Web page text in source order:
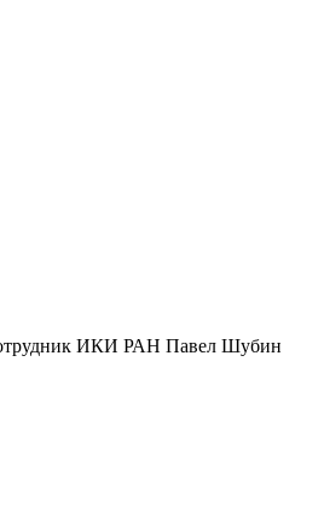
сотрудник ИКИ РАН Павел Шубин